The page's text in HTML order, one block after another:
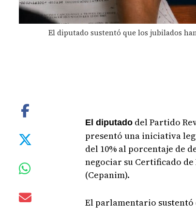
El diputado sustentó que los jubilados
El diputadodel Partido
presentó una iniciativa
del 10% al porcentaje de
negociar su Certificado
(Cepanim).
El parlamentario sustentó